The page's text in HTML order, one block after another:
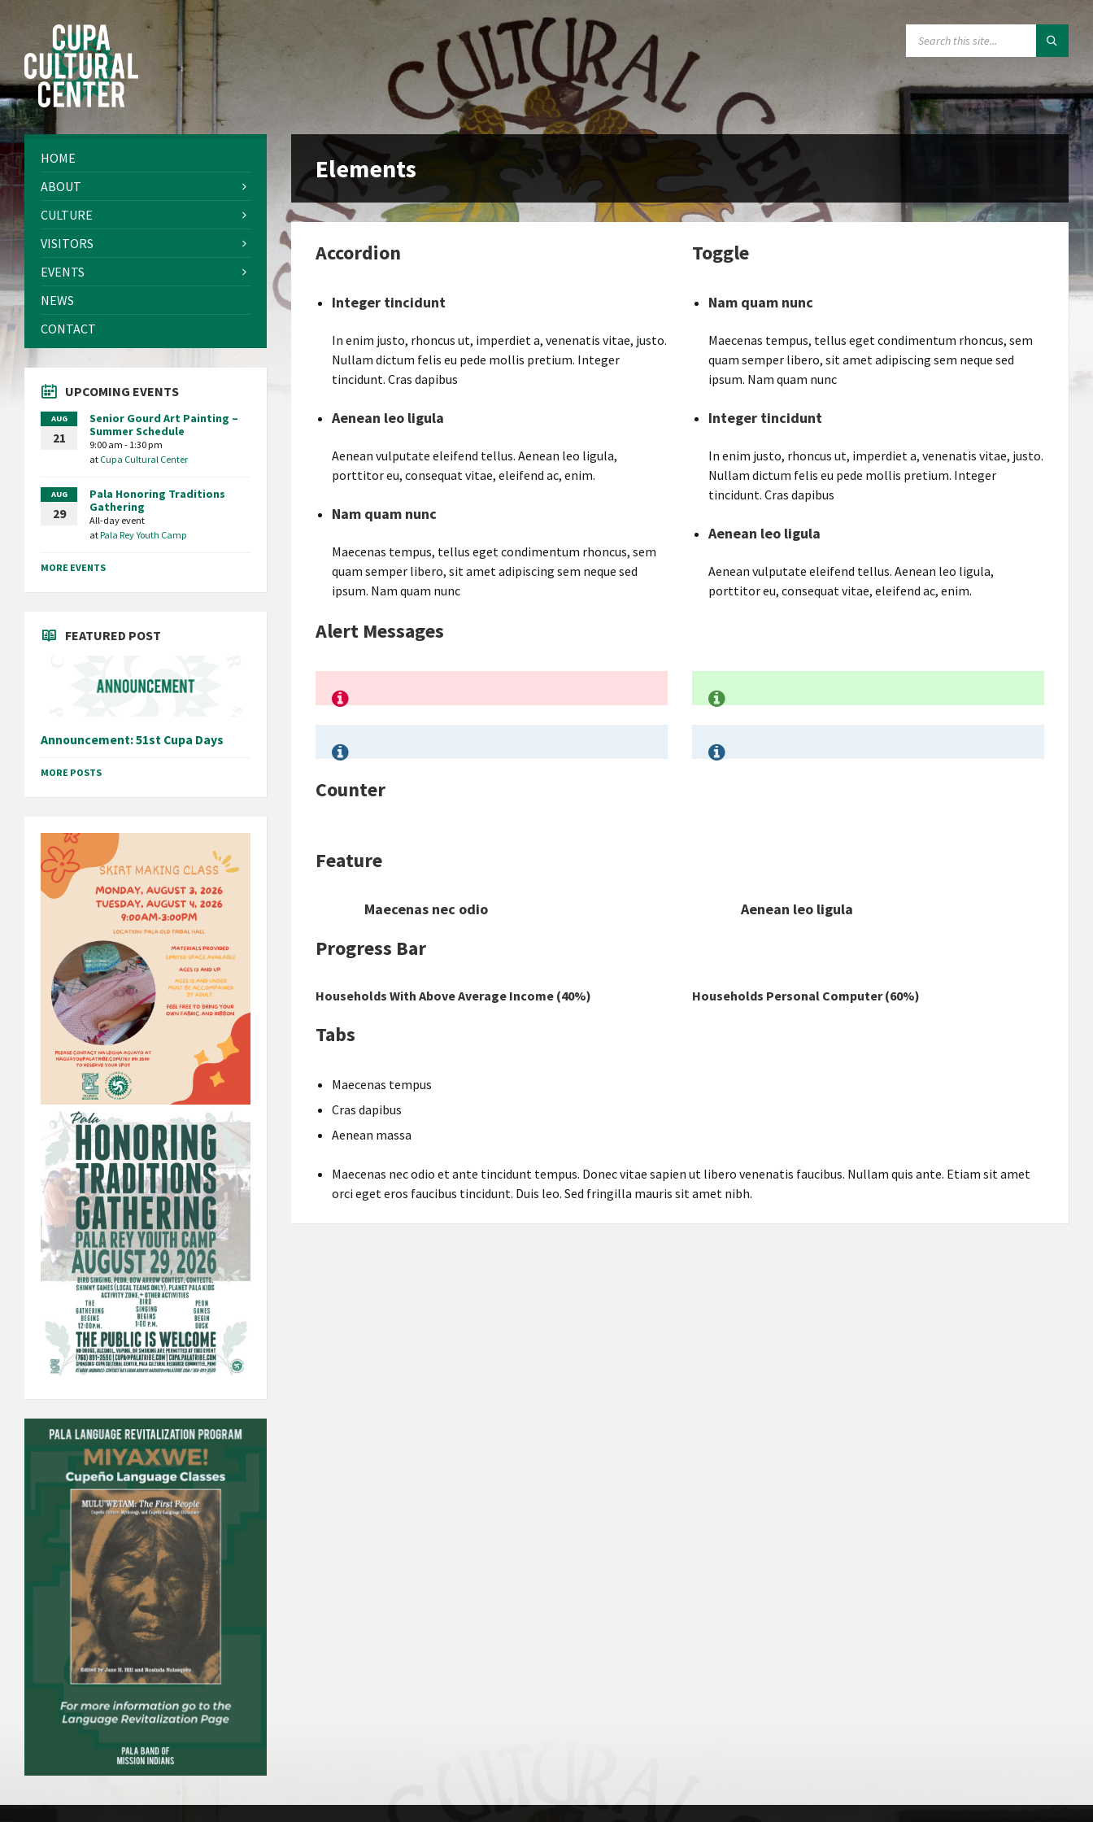
sidebar
Elements
Accordion
Integer tincidunt
In enim justo, rhoncus ut, imperdiet a, venenatis vitae, justo.
Nullam dictum felis eu pede mollis pretium. Integer
tincidunt. Cras dapibus
Aenean leo ligula
Aenean vulputate eleifend tellus. Aenean leo ligula,
porttitor eu, consequat vitae, eleifend ac, enim.
Nam quam nunc
Maecenas tempus, tellus eget condimentum rhoncus, sem
quam semper libero, sit amet adipiscing sem neque sed
ipsum. Nam quam nunc
Toggle
Nam quam nunc
Maecenas tempus, tellus eget condimentum rhoncus, sem
quam semper libero, sit amet adipiscing sem neque sed
ipsum. Nam quam nunc
Integer tincidunt
In enim justo, rhoncus ut, imperdiet a, venenatis vitae, justo.
Nullam dictum felis eu pede mollis pretium. Integer
tincidunt. Cras dapibus
Aenean leo ligula
Aenean vulputate eleifend tellus. Aenean leo ligula,
porttitor eu, consequat vitae, eleifend ac, enim.
Alert Messages
Counter
Feature
Maecenas nec odio Aenean leo ligula
Progress Bar
Households With Above Average Income (40%) Households Personal Computer (60%)
Tabs
Maecenas tempus
Cras dapibus
Aenean massa
Maecenas nec odio et ante tincidunt tempus. Donec vitae sapien ut libero venenatis faucibus. Nullam quis ante. Etiam sit amet
orci eget eros faucibus tincidunt. Duis leo. Sed fringilla mauris sit amet nibh.
HOME
ABOUT
CULTURE
VISITORS
EVENTS
NEWS
CONTACT
UPCOMING EVENTS
AUG
21
Senior Gourd Art Painting –
Summer Schedule
9:00 am - 1:30 pm
at Cupa Cultural Center
AUG
29
Pala Honoring Traditions
Gathering
All-day event
atPala Rey Youth Camp
MORE EVENTS
FEATURED POST
Announcement: 51st Cupa Days
MORE POSTS